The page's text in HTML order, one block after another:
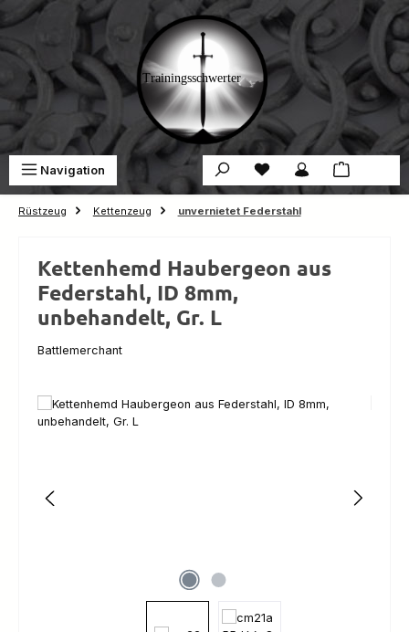
Zum Hauptinhalt springen
Navigation Du hast 0 Produkte auf
Rüstzeug Kettenzeug unvernietet Federstahl
Kettenhemd Haubergeon aus
Federstahl, ID 8mm,
unbehandelt, Gr. L
Battlemerchant
Bildergalerie überspringen